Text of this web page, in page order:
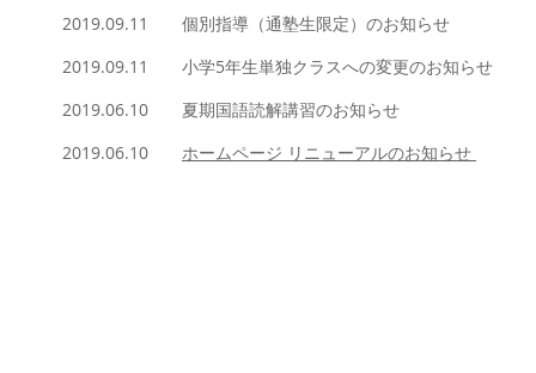
2019.09.11 個別指導（通塾生限定）のお知らせ
2019.09.11
小学5年生単独クラスへの変更のお知らせ
2019.06.10 夏期国語読解講習のお知らせ
2019.06.10 ホームページ リニューアルのお知らせ